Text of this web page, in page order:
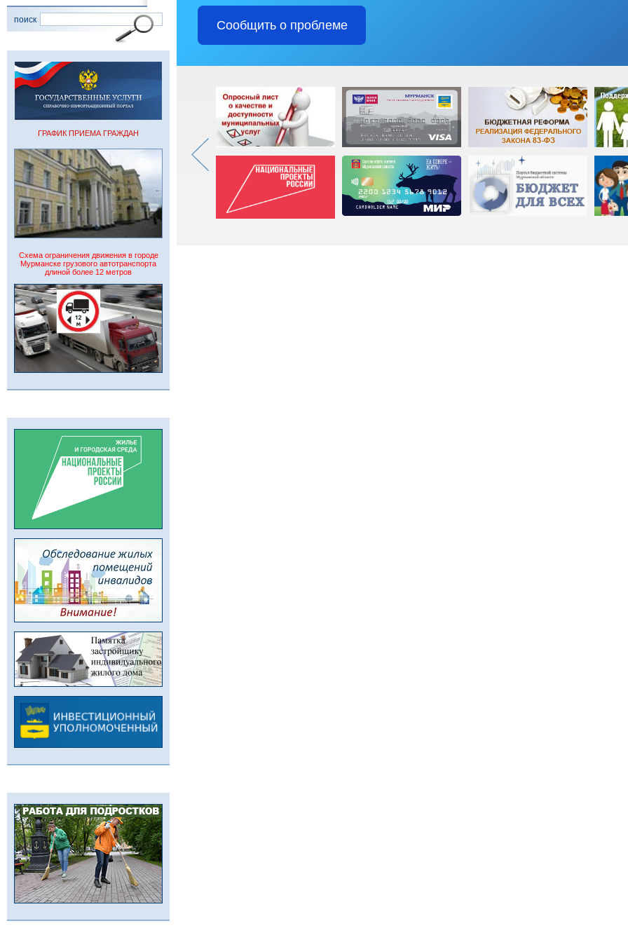
поиск
ГРАФИК ПРИЕМА ГРАЖДАН
Схема ограничения движения в городе
Мурманске грузового автотранспорта
длиной более 12 метров
Сообщить о проблеме